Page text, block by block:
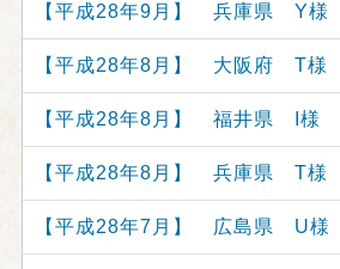
【平成28年9月】 兵庫県 Y様
【平成28年8月】 大阪府 T様
【平成28年8月】 福井県 I様
【平成28年8月】 兵庫県 T様
【平成28年7月】 広島県 U様